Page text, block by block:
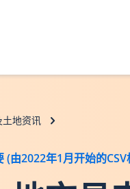
土地资讯
由2022年1月开始的CSV